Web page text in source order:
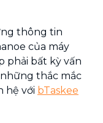
thông tin
của máy
phải bất kỳ vấn
thắc mắc
hệ với bTaskee